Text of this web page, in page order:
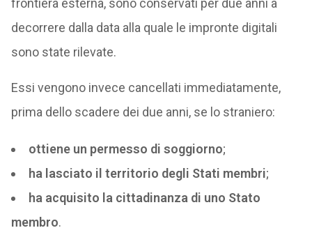
frontiera esterna, sono conservati per due anni a
decorrere dalla data alla quale le impronte digitali
sono state rilevate.
Essi vengono invece cancellati immediatamente,
prima dello scadere dei due anni, se lo straniero:
ottiene un permesso di soggiorno;
ha lasciato il territorio degli Stati membri;
ha acquisito la cittadinanza di uno Stato
membro.